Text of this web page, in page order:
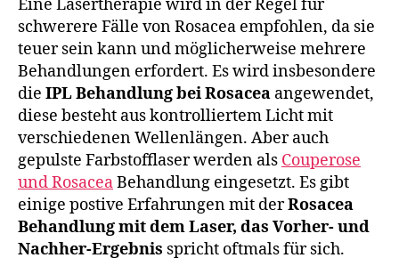
Eine Lasertherapie wird in der Regel für
schwerere Fälle von Rosacea empfohlen, da sie
teuer sein kann und möglicherweise mehrere
Behandlungen erfordert. Es wird insbesondere
die IPL Behandlung bei Rosacea angewendet,
diese besteht aus kontrolliertem Licht mit
verschiedenen Wellenlängen. Aber auch
gepulste Farbstofflaser werden als Couperose
und RosaceaBehandlung eingesetzt. Es gibt
einige postive Erfahrungen mit derRosacea
Behandlung mit dem Laser, das Vorher- und
Nachher-Ergebnis spricht oftmals für sich.